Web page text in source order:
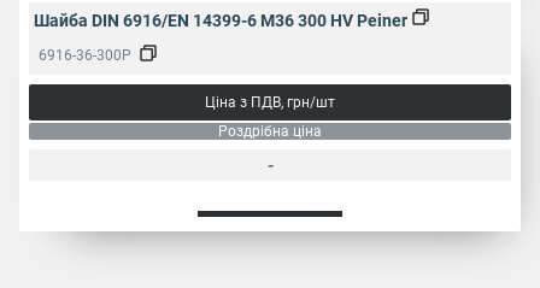
Шайба DIN 6916/EN 14399-6 M36 300 HV Peiner
6916-36-300P
Ціна з ПДВ, грн/шт
Роздрібна ціна
-